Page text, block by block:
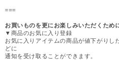
===
お買いものを更にお楽しみいただくため
▼商品のお気に入り登録
お気に入りアイテムの商品が値下がりし
どに
通知を受け取ることができます。